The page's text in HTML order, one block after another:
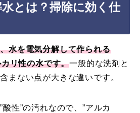
とは？掃除に効く仕
水を電気分解して作られる
リ性の水です。一般的な洗剤と
まない点が大きな違いです。
性”の汚れなので、”アルカ